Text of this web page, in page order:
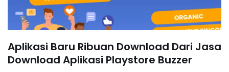
Aplikasi Baru Ribuan Download Dari Jasa
Download Aplikasi Playstore Buzzer